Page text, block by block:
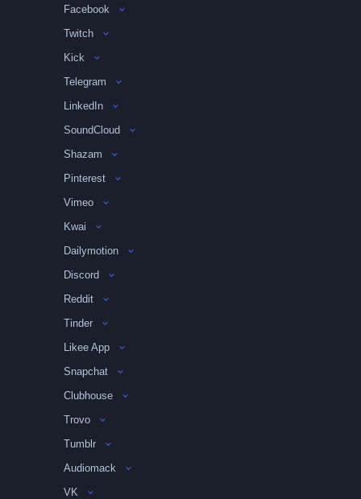
Facebook
Twitch
Kick
Telegram
LinkedIn
SoundCloud
Shazam
Pinterest
Vimeo
Kwai
Dailymotion
Discord
Reddit
Tinder
Likee App
Snapchat
Clubhouse
Trovo
Tumblr
Audiomack
VK